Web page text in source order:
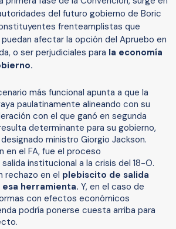
del futuro gobierno de Boric
frenteamplistas que
afectar la opción del Apruebo en
o ser perjudiciales para la economía
más funcional apunta a que la
paulatinamente alineando con su
con el que ganó en segunda
determinante para su gobierno,
ministro Giorgio Jackson.
en el FA, fue el proceso
institucional a la crisis del 18-O.
rechazo en el plebiscito de salida
herramienta. Y, en el caso de
con efectos económicos
podría ponerse cuesta arriba para